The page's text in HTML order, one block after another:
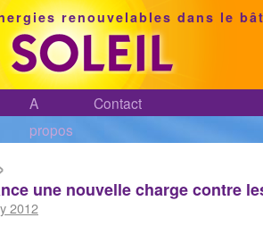
renouvelables dans le
A
propos
Contact
une nouvelle charge contre
2012